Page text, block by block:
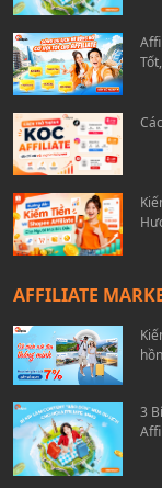
AFFILIATE
3